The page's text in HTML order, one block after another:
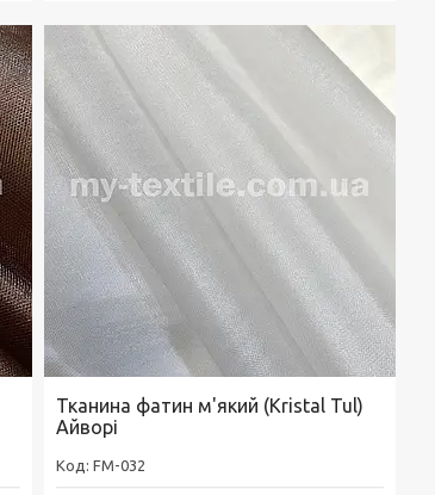
Тканина фатин м'який (Kristal Tul)
Айворі
FM-032